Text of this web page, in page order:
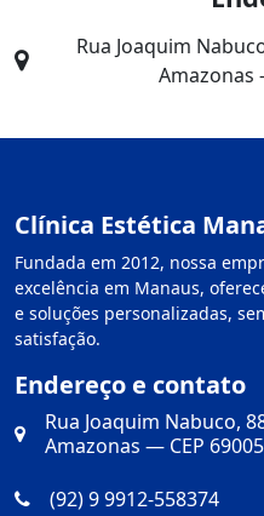
Rua Joaquim
Amazonas
Clínica Estética
Fundada em 2012, nossa
excelência em Manaus,
e soluções personalizadas,
satisfação.
Endereço e contato
Rua Joaquim Nabuco,
Amazonas — CEP
(92) 9 9912-558374